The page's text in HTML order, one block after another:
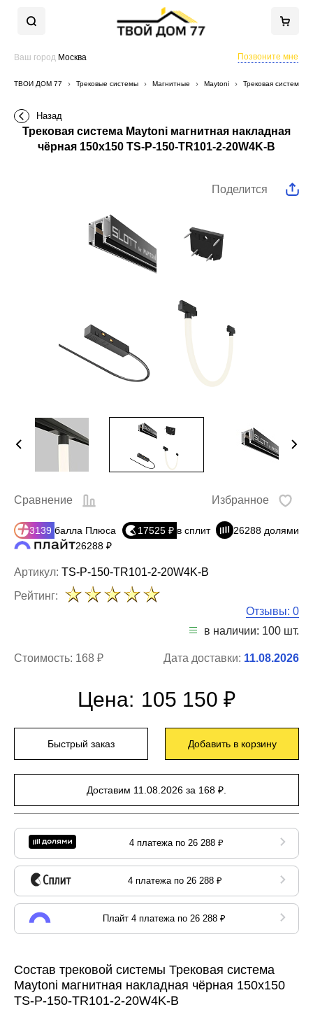
Ваш город Москва Позвоните мне
ТВОЙ ДОМ 77 Трековые системы Магнитные Maytoni Трековая система
Назад
Трековая система Maytoni магнитная накладная
чёрная 150x150 TS-P-150-TR101-2-20W4K-B
Поделится
Артикул: TS-P-150-TR101-2-20W4K-B
Сравнение Избранное
3139 балла Плюса 17525 ₽ в сплит
26288 долями
26288 ₽
Рейтинг:
Отзывы: 0
в наличии: 100 шт.
Стоимость: 168 ₽ Дата доставки: 11.08.2026
Цена: 105 150 ₽
Быстрый заказ Добавить в корзину
Доставим 11.08.2026 за 168 ₽.
4 платежа по 26 288 ₽
4 платежа по 26 288 ₽
Плайт 4 платежа по 26 288 ₽
Состав трековой системы Трековая система
Maytoni магнитная накладная чёрная 150x150
TS-P-150-TR101-2-20W4K-B